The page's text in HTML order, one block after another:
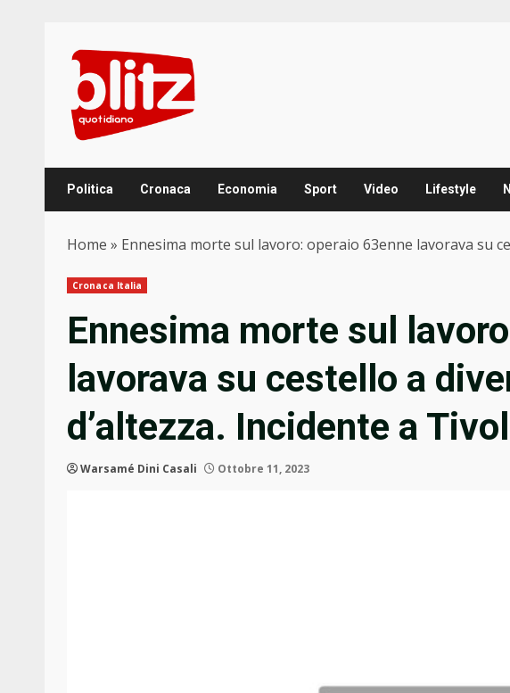
content
Politica Cronaca Economia Sport Video Lifestyle
Home » Ennesima morte sul lavoro: operaio 63enne lavorava su
Cronaca Italia
Ennesima morte sul
lavorava su cestello a
d’altezza. Incidente a
Warsamé Dini Casali Ottobre 11, 2023